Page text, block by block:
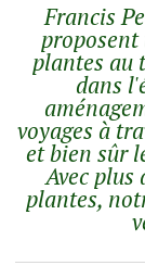
Francis
proposent
plantes au
dans
voyages à
et bien sûr
Avec plus
plantes,